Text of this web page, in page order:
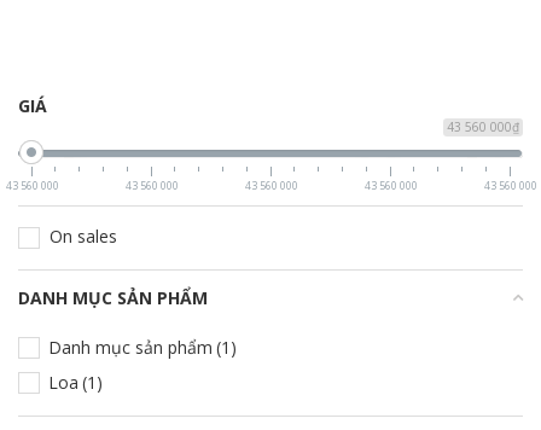
GIÁ
43 560 000₫
43 560 000 43 560 000 43 560 000 43 560 000 43 560 000
On sales
DANH MỤC SẢN PHẨM
Danh mục sản phẩm (1)
Loa (1)